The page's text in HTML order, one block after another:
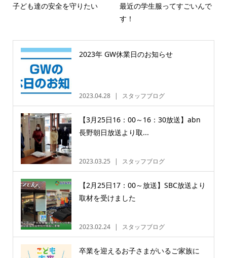
子ども達の安全を守りたい
最近の学生服ってすごいんで
す！
2023年 GW休業日のお知らせ
2023.04.28 スタッフブログ
【3月25日16：00～16：30放送】abn
長野朝日放送より取...
2023.03.25 スタッフブログ
【2月25日17：00～放送】SBC放送より
取材を受けました
2023.02.24 スタッフブログ
卒業を迎えるお子さまがいるご家族に